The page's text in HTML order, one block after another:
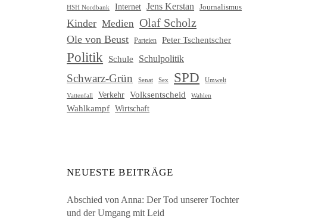
HSH Nordbank Internet Jens Kerstan Journalismus
Kinder Medien Olaf Scholz
Ole von Beust Parteien Peter Tschentscher
Politik Schule Schulpolitik
Schwarz-Grün Senat Sex SPD Umwelt
Vattenfall Verkehr Volksentscheid Wahlen
Wahlkampf Wirtschaft
NEUESTE BEITRÄGE
Abschied von Anna: Der Tod unserer Tochter
und der Umgang mit Leid